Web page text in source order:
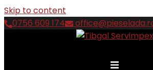
Skip to content
0756 609 174